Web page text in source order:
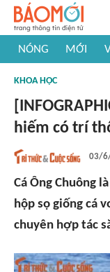
NÓNG MỚI
#Khám phá thế giới
KHOA HỌC
hiếm có trí
03/
Cá Ông Chuông
hộp sọ giống cá
chuyên hợp tác